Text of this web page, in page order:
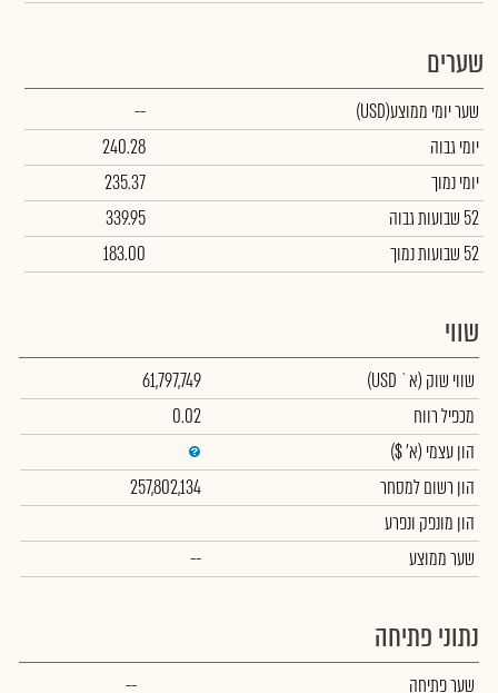
שערים
שער יומי ממוצע(USD)
--
יומי גבוה
240.28
יומי נמוך
235.37
52 שבועות גבוה
339.95
52 שבועות נמוך
183.00
שווי
שווי שוק (א` USD)
61,797,749
מכפיל רווח
0.02
הון עצמי (א' $)
הון רשום למסחר
257,802,134
הון מונפק ונפרע
שער ממוצע
--
נתוני פתיחה
שער פתיחה --